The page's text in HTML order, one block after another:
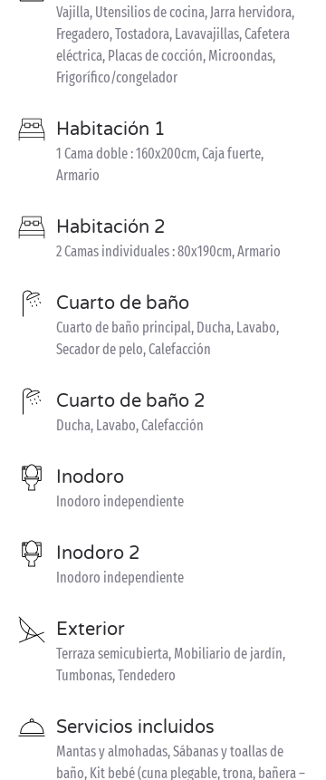
Vajilla, Utensilios de cocina, Jarra hervidora,
Fregadero, Tostadora, Lavavajillas, Cafetera
eléctrica, Placas de cocción, Microondas,
Frigorífico/congelador
Habitación 1
1 Cama doble : 160x200cm, Caja fuerte,
Armario
Habitación 2
2 Camas individuales : 80x190cm, Armario
Cuarto de baño
Cuarto de baño principal, Ducha, Lavabo,
Secador de pelo, Calefacción
Cuarto de baño 2
Ducha, Lavabo, Calefacción
Inodoro
Inodoro independiente
Inodoro 2
Inodoro independiente
Exterior
Terraza semicubierta, Mobiliario de jardín,
Tumbonas, Tendedero
Servicios incluidos
Mantas y almohadas, Sábanas y toallas de
baño, Kit bebé (cuna plegable, trona, bañera –